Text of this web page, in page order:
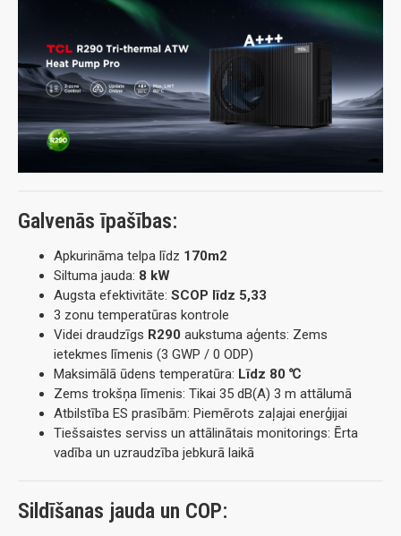
Galvenās īpašības:
Apkurināma telpa līdz 170m2
Siltuma jauda: 8 kW
Augsta efektivitāte: SCOP līdz 5,33
3 zonu temperatūras kontrole
Videi draudzīgs R290 aukstuma aģents: Zems
ietekmes līmenis (3 GWP / 0 ODP)
Maksimālā ūdens temperatūra: Līdz 80 ℃
Zems trokšņa līmenis: Tikai 35 dB(A) 3 m attālumā
Atbilstība ES prasībām: Piemērots zaļajai enerģijai
Tiešsaistes serviss un attālinātais monitorings: Ērta
vadība un uzraudzība jebkurā laikā
Sildīšanas jauda un COP: